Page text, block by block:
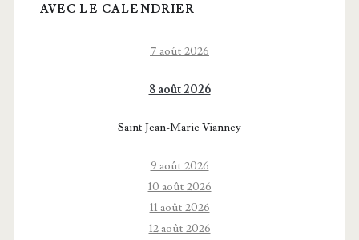
AVEC LE CALENDRIER
7 août 2026
8 août 2026
Saint Jean-Marie Vianney
9 août 2026
10 août 2026
11 août 2026
12 août 2026